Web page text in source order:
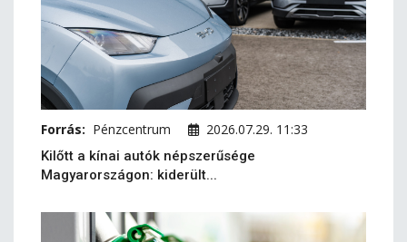
Forrás: Pénzcentrum 2026.07.29. 11:33
Kilőtt a kínai autók népszerűsége
Magyarországon: kiderült...